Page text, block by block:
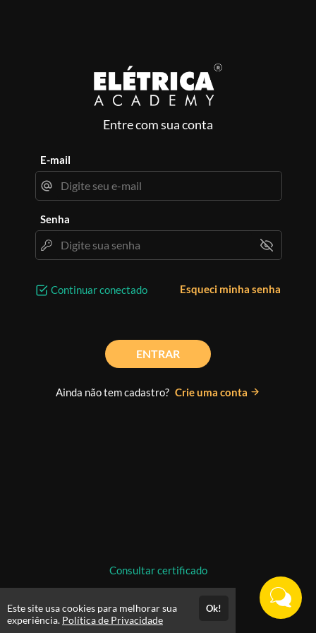
Entre com sua conta
E-mail
Senha
Continuar conectado Esqueci minha senha
ENTRAR
Ainda não tem cadastro? Crie uma conta
Consultar certificado
Este site usa cookies para melhorar sua
experiência. Política de Privacidade
Ok!